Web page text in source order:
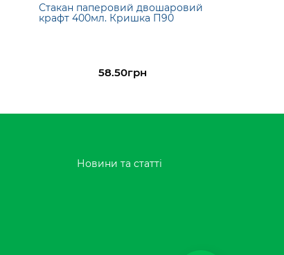
Стакан паперовий двошаровий
крафт 400мл. Кришка П90
58.50грн
Новини та статті